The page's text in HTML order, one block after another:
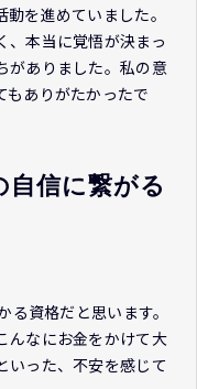
を進めていました。
、本当に覚悟が決まっ
がありました。私の意
もありがたかったで
自信に繋がる
る資格だと思います。
んなにお金をかけて大
いった、不安を感じて